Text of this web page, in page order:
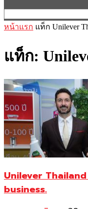
หน้าแรก แท็ก Unilever
แท็ก:
Unilever
business.